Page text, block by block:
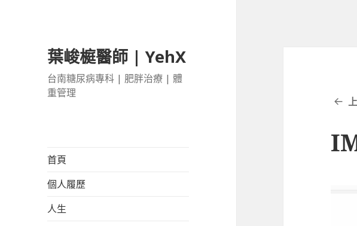
葉峻榳醫師 | YehX
台南糖尿病專科 | 肥胖治療 | 體
重管理
首頁
個人履歷
人生